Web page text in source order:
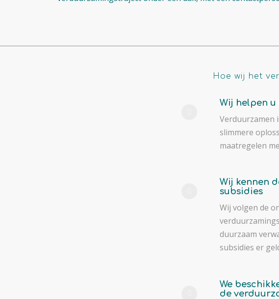
Hoe wij het
Wij helpen u
Verduurzamen
slimmere
maatregelen
Wij kennen
subsidies
Wij volgen de
duurzaam
subsidies er
We
de